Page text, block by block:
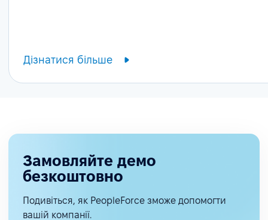
Дізнатися більше
Замовляйте демо
безкоштовно
Подивіться, як PeopleForce зможе допомогти
вашій компанії.